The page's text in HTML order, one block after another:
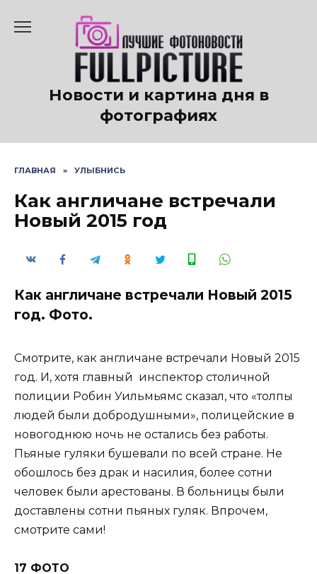
содержанию
Новости и картина дня в
фотографиях
ГЛАВНАЯ » УЛЫБНИСЬ
Как англичане встречали
Новый 2015 год
Как англичане встречали Новый 2015
год. Фото.
Смотрите, как англичане встречали Новый 2015
год. И, хотя главный инспектор столичной
полиции Робин Уильмьямс сказал, что «толпы
людей были добродушными», полицейские в
новогоднюю ночь не остались без работы.
Пьяные гуляки бушевали по всей стране. Не
обошлось без драк и насилия, более сотни
человек были арестованы. В больницы были
доставлены сотни пьяных гуляк. Впрочем,
смотрите сами!
17 ФОТО